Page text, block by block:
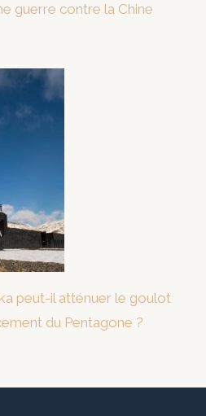
guerre contre la Chine
peut-il atténuer le goulot
du Pentagone ?